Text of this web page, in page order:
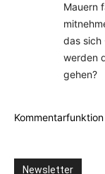
Mauern
das sich
werden
gehen?
Newsletter